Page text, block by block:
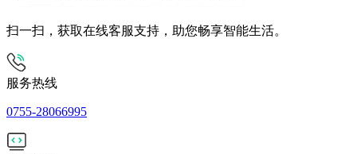
扫一扫，获取在线客服支持，助您畅享智能生活。
服务热线
0755-28066995